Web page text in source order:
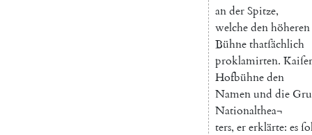
anderSpitze,
welchedenhöheren
Bühnethatſächlich
proklamirten. Kaiſer
Hofbühneden
Namenund die
Nationalthea¬
ters, ererklärte: es